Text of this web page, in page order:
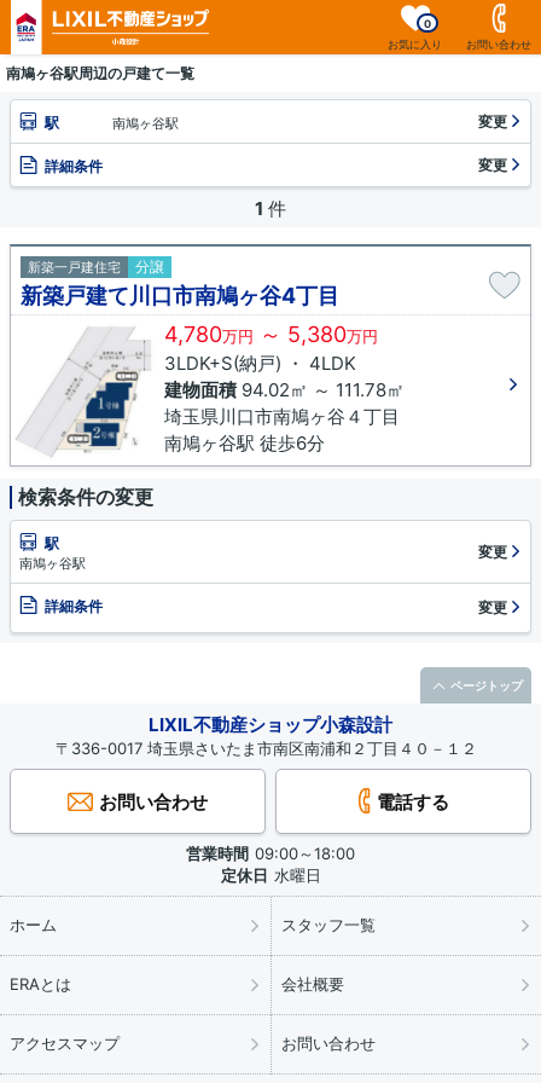
お気に入り
0
お問い合わせ
南鳩ヶ谷駅周辺の戸建て一覧
駅 南鳩ヶ谷駅 変更
詳細条件 変更
1 件
新築一戸建住宅 分譲
新築戸建て川口市南鳩ヶ谷4丁目
4,780万円 ～ 5,380万円
3LDK+S(納戸) ・ 4LDK
建物面積94.02㎡ ～ 111.78㎡
埼玉県川口市南鳩ヶ谷４丁目
南鳩ヶ谷駅 徒歩6分
検索条件の変更
駅
南鳩ヶ谷駅
変更
詳細条件 変更
LIXIL不動産ショップ小森設計
〒336-0017 埼玉県さいたま市南区南浦和２丁目４０－１２
お問い合わせ 電話する
営業時間 09:00～18:00
定休日 水曜日
ホーム スタッフ一覧
ERAとは 会社概要
アクセスマップ お問い合わせ
ページトップ